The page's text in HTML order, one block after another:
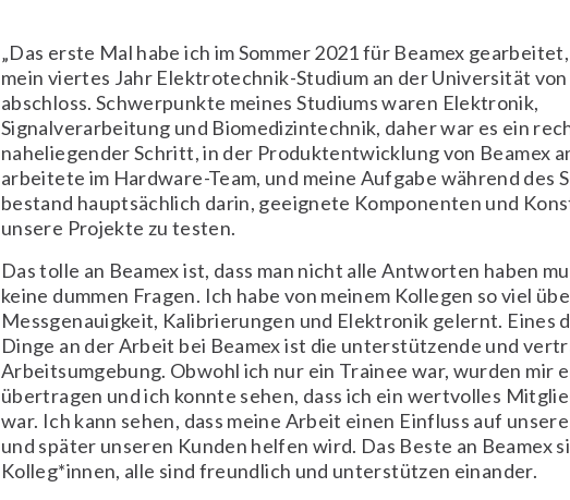
„Das erste Mal habe ich im Sommer 2021 für Beamex
mein viertes Jahr Elektrotechnik-Studium an der Universität von
abschloss. Schwerpunkte meines Studiums waren Elektronik,
Signalverarbeitung und Biomedizintechnik, daher war es ein
naheliegender Schritt, in der Produktentwicklung von Beamex
arbeitete im Hardware-Team, und meine Aufgabe während des
bestand hauptsächlich darin, geeignete Komponenten und
unsere Projekte zu testen.
Das tolle an Beamex ist, dass man nicht alle Antworten haben
keine dummen Fragen. Ich habe von meinem Kollegen so viel
Messgenauigkeit, Kalibrierungen und Elektronik gelernt. Eines
Dinge an der Arbeit bei Beamex ist die unterstützende und
Arbeitsumgebung. Obwohl ich nur ein Trainee war, wurden mir
übertragen und ich konnte sehen, dass ich ein wertvolles
war. Ich kann sehen, dass meine Arbeit einen Einfluss auf
und später unseren Kunden helfen wird. Das Beste an Beamex
Kolleg*innen, alle sind freundlich und unterstützen einander.